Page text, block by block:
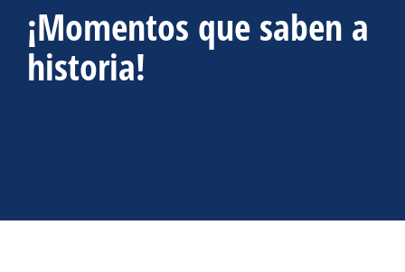
¡Momentos que saben a
historia!